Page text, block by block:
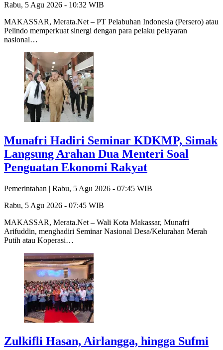
Rabu, 5 Agu 2026 - 10:32 WIB
MAKASSAR, Merata.Net – PT Pelabuhan Indonesia (Persero) atau
Pelindo memperkuat sinergi dengan para pelaku pelayaran
nasional…
Munafri Hadiri Seminar KDKMP, Simak
Langsung Arahan Dua Menteri Soal
Penguatan Ekonomi Rakyat
Pemerintahan | Rabu, 5 Agu 2026 - 07:45 WIB
Rabu, 5 Agu 2026 - 07:45 WIB
MAKASSAR, Merata.Net – Wali Kota Makassar, Munafri
Arifuddin, menghadiri Seminar Nasional Desa/Kelurahan Merah
Putih atau Koperasi…
Zulkifli Hasan, Airlangga, hingga Sufmi